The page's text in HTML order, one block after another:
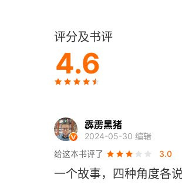
三
四
六
七
《关于回忆录的回忆》，艾
评分及书评
4.6
霹雳黑猪
2024-05-30 编辑
给这本书评了
3.0
一个故事，四种角度各